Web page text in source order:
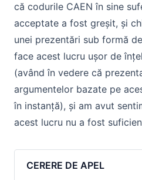
că codurile CAEN în sine
acceptate a fost greșit, și
unei prezentări sub formă
face acest lucru ușor de
(având în vedere că
argumentelor bazate pe
în instanță), și am avut
acest lucru nu a fost
CERERE DE APEL